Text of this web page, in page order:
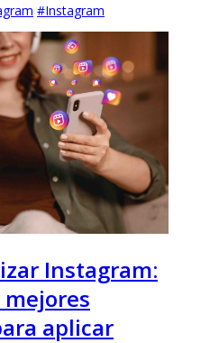
#Instagram
Instagram:
mejores
aplicar